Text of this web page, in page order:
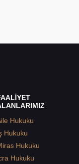
Hukuku
Hukuku
Hukuku
Hukuku